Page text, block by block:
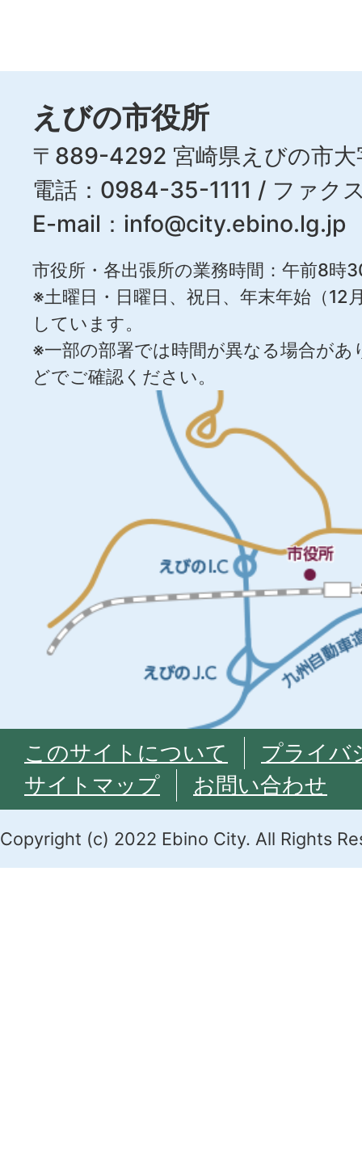
えびの市役所
〒889-4292 宮崎県えびの市大
電話：0984-35-1111 / ファ
E-mail： info@city.ebino.lg.jp
市役所・各出張所の業務時間：午前8時
※土曜日・日曜日、祝日、年末年始（12
しています。
※一部の部署では時間が異なる場合が
どでご確認ください。
このサイトについて
プライバ
サイトマップ
お問い合わせ
Copyright (c) 2022 Ebino City. All Rights